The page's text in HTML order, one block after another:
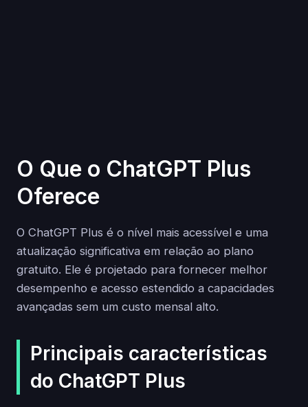
O Que o ChatGPT Plus
Oferece
O ChatGPT Plus é o nível mais acessível e uma
atualização significativa em relação ao plano
gratuito. Ele é projetado para fornecer melhor
desempenho e acesso estendido a capacidades
avançadas sem um custo mensal alto.
Principais características
do ChatGPT Plus